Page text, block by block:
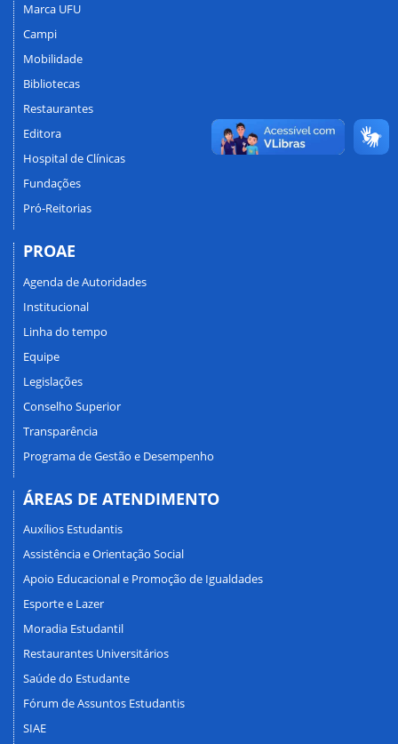
Marca UFU
Campi
Mobilidade
Bibliotecas
Restaurantes
Editora
Hospital de Clínicas
Fundações
Pró-Reitorias
PROAE
Agenda de Autoridades
Institucional
Linha do tempo
Equipe
Legislações
Conselho Superior
Transparência
Programa de Gestão e Desempenho
ÁREAS DE ATENDIMENTO
Auxílios Estudantis
Assistência e Orientação Social
Apoio Educacional e Promoção de Igualdades
Esporte e Lazer
Moradia Estudantil
Restaurantes Universitários
Saúde do Estudante
Fórum de Assuntos Estudantis
SIAE